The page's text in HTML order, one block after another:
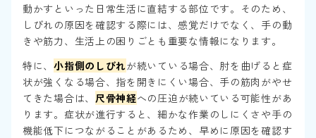
動かすといった日常生活に直結する部位です。そのため、
しびれの原因を確認する際には、感覚だけでなく、手の動
きや筋力、生活上の困りごとも重要な情報になります。
特に、小指側のしびれが続いている場合、肘を曲げると症
状が強くなる場合、指を開きにくい場合、手の筋肉がやせ
てきた場合は、 尺骨神経への圧迫が続いている可能性があ
ります。症状が進行すると、細かな作業のしにくさや手の
機能低下につながることがあるため、早めに原因を確認す